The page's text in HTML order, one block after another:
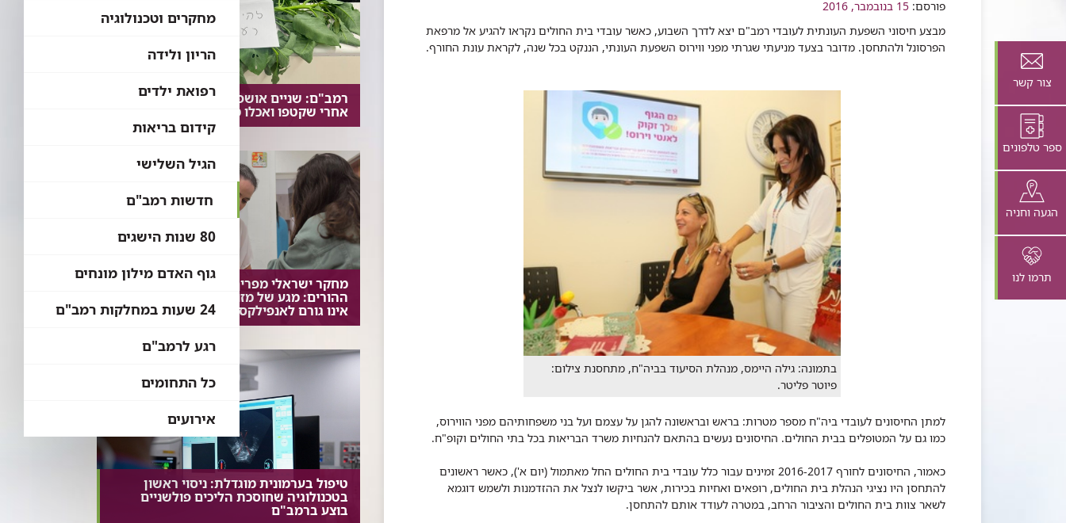
צור קשר
ספר טלפונים
הגעה וחניה
תרמו לנו
מחקרים וטכנולוגיה
הריון ולידה
רפואת ילדים
קידום בריאות
הגיל השלישי
חדשות רמב"ם
80 שנות הישגים
גוף האדם מילון מונחים
24 שעות במחלקות רמב"ם
רגע לרמב"ם
כל התחומים
אירועים
שיתוף
פורסם: 15 בנובמבר, 2016
מבצע חיסוני השפעת העונתית לעובדי רמב"ם יצא לדרך השבוע, כאשר עובדי בית החולים נקראו להגיע אל מרפאת
הפרסונל ולהתחסן. מדובר בצעד מניעתי שגרתי מפני ווירוס השפעת העונתי, הננקט בכל שנה, לקראת עונת החורף.
בתמונה: גילה היימס, מנהלת הסיעוד בביה"ח, מתחסנת צילום:
פיוטר פליטר.
למתן החיסונים לעובדי ביה"ח מספר מטרות: בראש ובראשונה להגן על עצמם ועל בני משפחותיהם מפני הווירוס,
כמו גם על המטופלים בבית החולים. החיסונים נעשים בהתאם להנחיות משרד הבריאות בכל בתי החולים וקופ"ח.
כאמור, החיסונים לחורף 2016-2017 זמינים עבור כלל עובדי בית החולים החל מאתמול (יום א'), כאשר ראשונים
להתחסן היו נציגי הנהלת בית החולים, רופאים ואחיות בכירות, אשר ביקשו לנצל את ההזדמנות ולשמש דוגמא
לשאר צוות בית החולים והציבור הרחב, במטרה לעודד אותם להתחסן.
רמב"ם: שניים אושפזו בטיפול נמרץ
אחרי שקטפו ואכלו מצמח בר נפוץ
מחקר ישראלי מפריך את חששות
ההורים: מגע של מזון אלרגני עם העור
אינו גורם לאנפילקסיס
טיפול בערמונית מוגדלת: ניסוי ראשון
בטכנולוגיה שחוסכת הליכים פולשניים
בוצע ברמב"ם